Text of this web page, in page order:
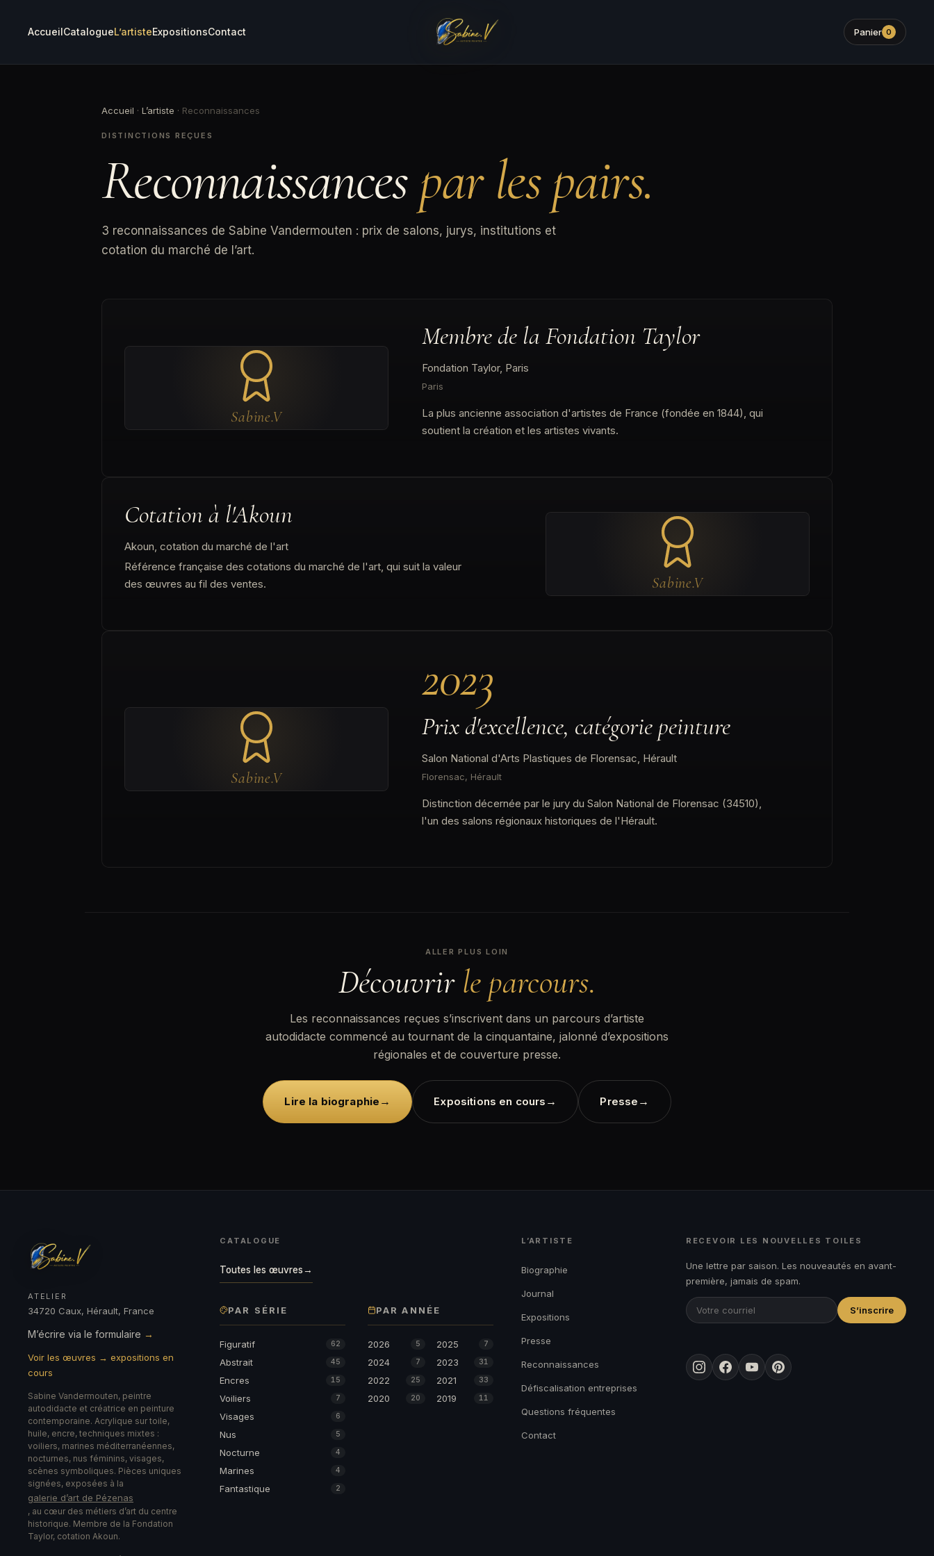
AccueilCatalogueL’artisteExpositionsContact Panier 0
Accueil · L’artiste · Reconnaissances
DISTINCTIONS REÇUES
Reconnaissancespar les pairs.
3 reconnaissances de Sabine Vandermouten : prix de salons, jurys, institutions et
cotation du marché de l’art.
Sabine.V
Membre de la Fondation Taylor
Fondation Taylor, Paris
Paris
La plus ancienne association d'artistes de France (fondée en 1844), qui
soutient la création et les artistes vivants.
Sabine.V
Cotation à l'Akoun
Akoun, cotation du marché de l'art
Référence française des cotations du marché de l'art, qui suit la valeur
des œuvres au fil des ventes.
Sabine.V
2023
Prix d'excellence, catégorie peinture
Salon National d'Arts Plastiques de Florensac, Hérault
Florensac, Hérault
Distinction décernée par le jury du Salon National de Florensac (34510),
l'un des salons régionaux historiques de l'Hérault.
ALLER PLUS LOIN
Découvrir le parcours.
Les reconnaissances reçues s’inscrivent dans un parcours d’artiste
autodidacte commencé au tournant de la cinquantaine, jalonné d’expositions
régionales et de couverture presse.
Lire la biographie → Expositions en cours → Presse →
ATELIER
34720 Caux, Hérault, France
M’écrire via le formulaire →
Voir les œuvres → expositions en
cours
Sabine Vandermouten, peintre
autodidacte et créatrice en peinture
contemporaine. Acrylique sur toile,
huile, encre, techniques mixtes :
voiliers, marines méditerranéennes,
nocturnes, nus féminins, visages,
scènes symboliques. Pièces uniques
signées, exposées à la
galerie d’art de Pézenas
, au cœur des métiers d’art du centre
historique. Membre de la Fondation
Taylor, cotation Akoun.
CATALOGUE
Toutes les œuvres→
PAR SÉRIE
Figuratif 62
Abstrait 45
Encres 15
Voiliers 7
Visages 6
Nus 5
Nocturne 4
Marines 4
Fantastique 2
PAR ANNÉE
2026 5 2025 7
2024 7 2023 31
2022 25 2021 33
2020 20 2019 11
L’ARTISTE
Biographie
Journal
Expositions
Presse
Reconnaissances
Défiscalisation entreprises
Questions fréquentes
Contact
RECEVOIR LES NOUVELLES TOILES
Une lettre par saison. Les nouveautés en avant-
première, jamais de spam.
S’inscrire
InstagramFacebookYouTubePinterest